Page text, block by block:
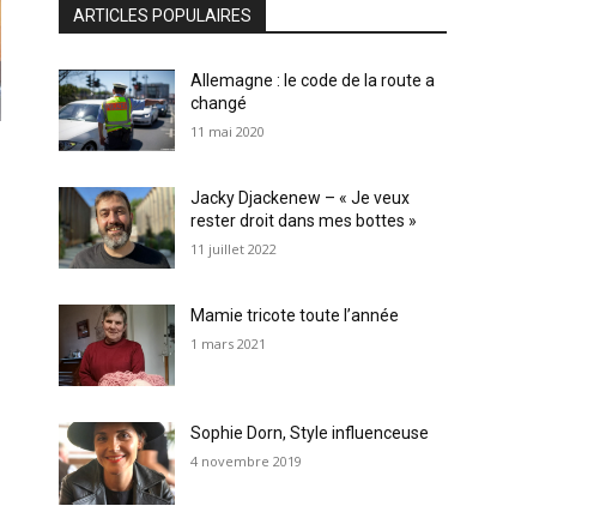
ARTICLES POPULAIRES
Allemagne : le code de la route a
changé
11 mai 2020
Jacky Djackenew – « Je veux
rester droit dans mes bottes »
11 juillet 2022
Mamie tricote toute l’année
1 mars 2021
Sophie Dorn, Style influenceuse
4 novembre 2019